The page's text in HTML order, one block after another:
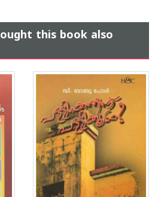
this book also